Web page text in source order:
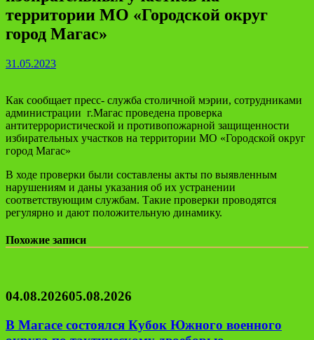
территории МО «Городской округ
город Магас»
31.05.2023
Как сообщает пресс- служба столичной мэрии, сотрудниками
администрации г.Магас проведена проверка
антитеррористической и противопожарной защищенности
избирательных участков на территории МО «Городской округ
город Магас»
В ходе проверки были составлены акты по выявленным
нарушениям и даны указания об их устранении
соответствующим службам. Такие проверки проводятся
регулярно и дают положительную динамику.
Похожие записи
04.08.202605.08.2026
В Магасе состоялся Кубок Южного военного